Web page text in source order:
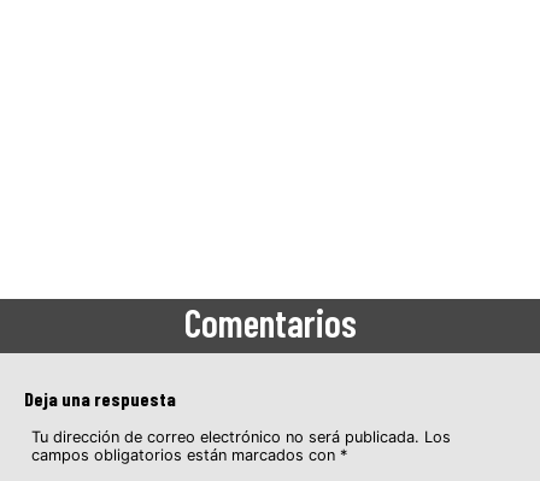
Comentarios
Deja una respuesta
Tu dirección de correo electrónico no será publicada. Los
campos obligatorios están marcados con *